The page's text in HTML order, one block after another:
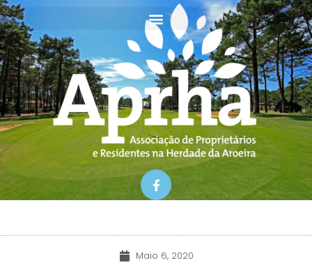
Skip
to
content
F
a
c
o
k
Maio 6, 2020